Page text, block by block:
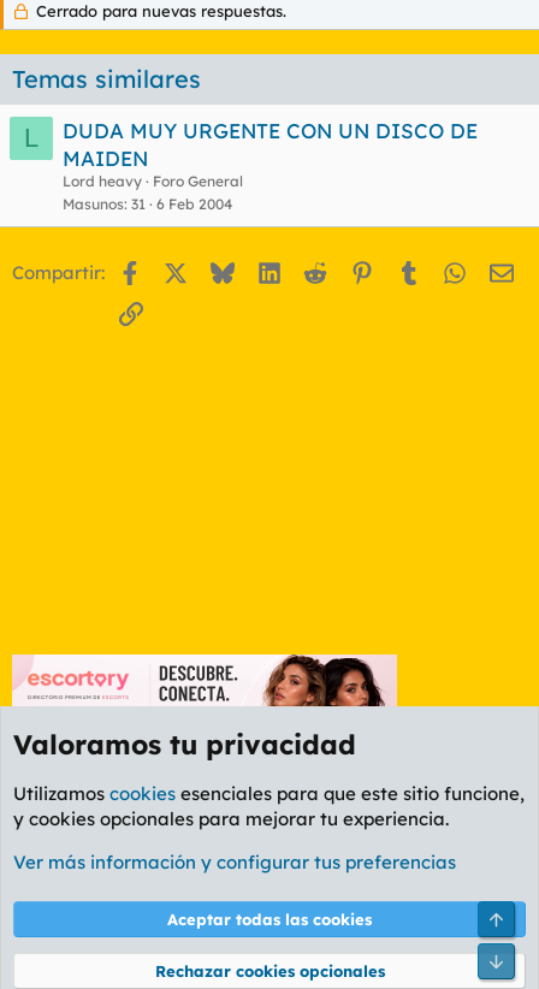
Cerrado para nuevas respuestas.
Temas similares
L
DUDA MUY URGENTE CON UN DISCO DE
MAIDEN
Lord heavy
Foro General
Masunos 31 6 Feb 2004
Compartir: Facebook BlueskyLinkedIn
Reddit Pinterest
Tumblr
Enlace
Foro Música
Cookies
PL OLDSTYLE AMARILLO
Términos y reglas Política de privacidad Ayuda
Valoramos tu privacidad
Utilizamos cookies esenciales para que este sitio funcione,
y cookies opcionales para mejorar tu experiencia.
Ver más información y configurar tus preferencias
Aceptar todas las cookies
Rechazar cookies opcionales
Pie